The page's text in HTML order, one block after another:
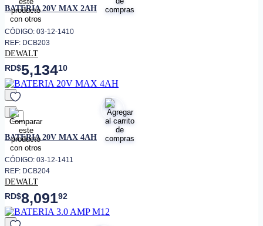
BATERIA 20V MAX 2AH
CÓDIGO: 03-12-1410
REF: DCB203
DEWALT
RD$5,13410
favorito
BATERIA 20V MAX 4AH
CÓDIGO: 03-12-1411
REF: DCB204
DEWALT
RD$8,09192